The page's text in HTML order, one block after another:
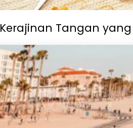
Kerajinan Tangan yang